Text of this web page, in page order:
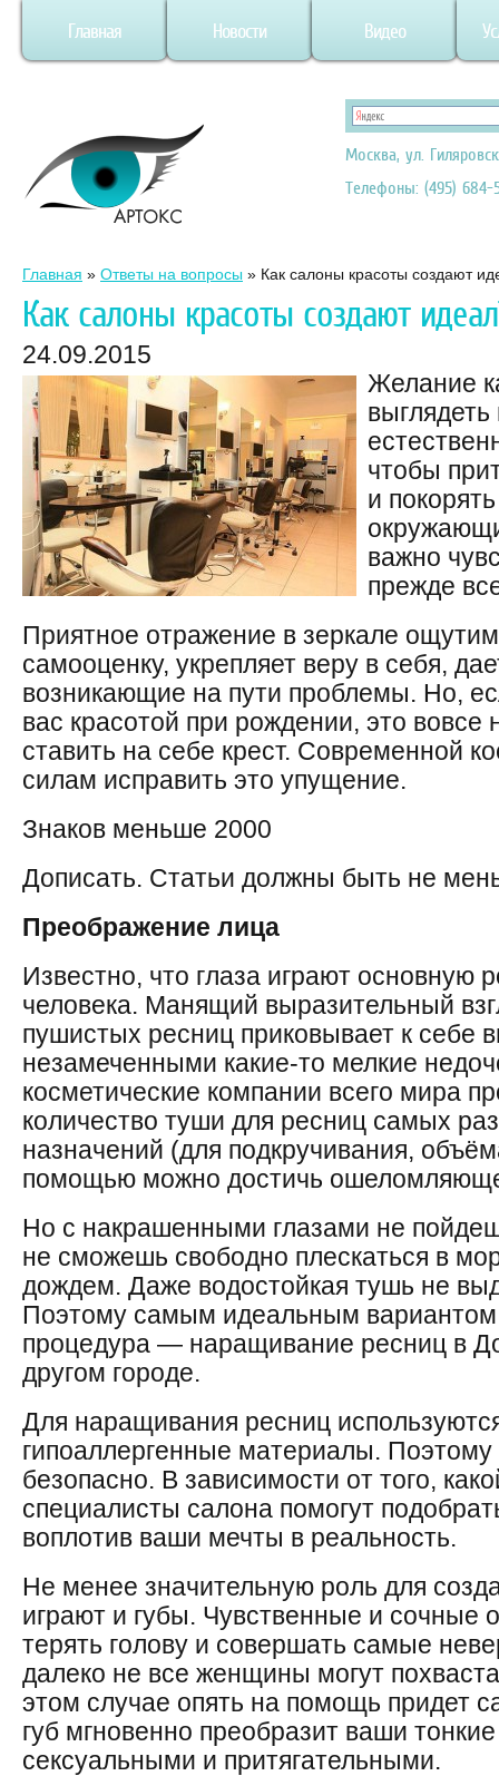
Главная Новости Видео
Москва, ул.
Телефоны: (495) 684-
Главная » Ответы на вопросы » Как салоны красоты создают
Как салоны красоты создают
24.09.2015
Желание
чтобы
и
важно
прежде
Приятное отражение в зеркале
самооценку, укрепляет веру в себя,
возникающие на пути проблемы. Но,
вас красотой при рождении, это вовсе
ставить на себе крест. Современной
силам исправить это упущение.
Знаков меньше 2000
Дописать. Статьи должны быть не
Преображение лица
Известно, что глаза играют основную
человека. Манящий выразительный
пушистых ресниц приковывает к себе
незамеченными какие-то мелкие
косметические компании всего мира
количество туши для ресниц самых
назначений (для подкручивания,
помощью можно достичь
Но с накрашенными глазами не
не сможешь свободно плескаться в
дождем. Даже водостойкая тушь не
Поэтому самым идеальным вариантом
процедура — наращивание ресниц в
другом городе.
Для наращивания ресниц
гипоаллергенные материалы.
безопасно. В зависимости от того,
специалисты салона помогут
воплотив ваши мечты в реальность.
Не менее значительную роль для
играют и губы. Чувственные и сочные
терять голову и совершать самые
далеко не все женщины могут
этом случае опять на помощь придет
губ мгновенно преобразит ваши
сексуальными и притягательными.